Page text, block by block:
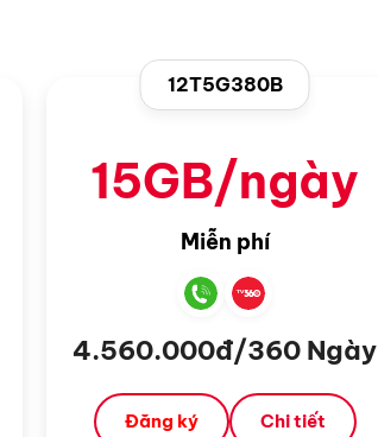
12T5G380B
15GB/ngày
Miễn phí
4.560.000đ/360 Ngày
Đăng ký Chi tiết